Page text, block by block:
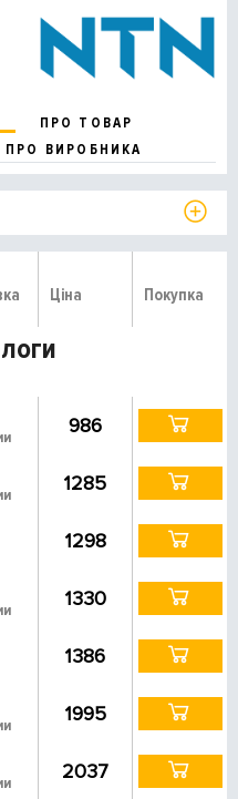
ПРО ТОВАР
ПРО ВИРОБНИКА
Ціна Покупка
986
1285
1298
1330
1386
1995
2037